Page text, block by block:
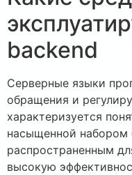
backend
Серверные языки
обращения и
характеризуется
насыщенной набором
распространенным
высокую